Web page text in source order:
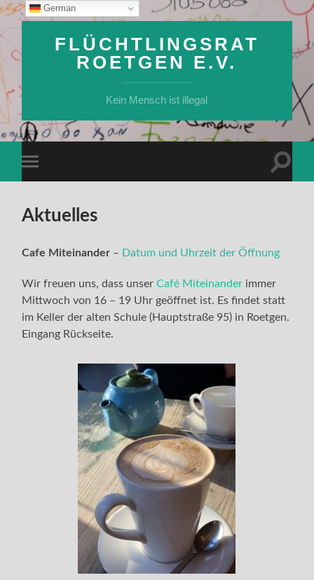
FLÜCHTLINGSRAT
ROETGEN E.V.
Kein Mensch ist illegal
Menü
Aktuelles
Cafe Miteinander – Datum und Uhrzeit der Öffnung
Wir freuen uns, dass unserCafé Miteinander immer
Mittwoch von 16 – 19 Uhr geöffnet ist. Es findet statt
im Keller der alten Schule (Hauptstraße 95) in Roetgen.
Eingang Rückseite.
German